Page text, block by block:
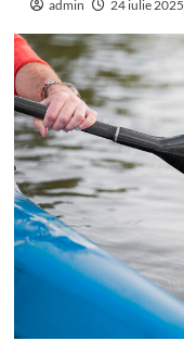
admin 24 iulie 2025